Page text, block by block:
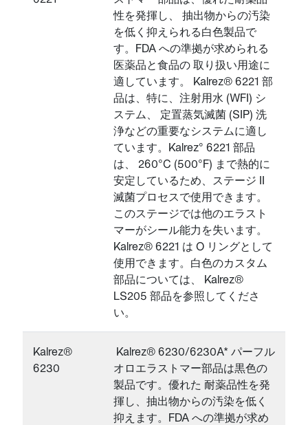
性を発揮し、 抽出物からの汚染
を低く抑えられる白色製品で
す。FDA への準拠が求められる
医薬品と食品の 取り扱い用途に
適しています。 Kalrez® 6221 部
品は、特に、注射用水 (WFI) シ
ステム、 定置蒸気滅菌 (SIP) 洗
浄などの重要なシステムに適し
ています。Kalrez° 6221 部品
は、 260°C (500°F) まで熱的に
安定しているため、ステージ II
滅菌プロセスで使用できます。
このステージでは他のエラスト
マーがシール能力を失います。
Kalrez® 6221 は O リングとして
使用できます。白色のカスタム
部品については、 Kalrez®
LS205 部品を参照してくださ
い。
Kalrez®
6230
Kalrez® 6230/6230A* パーフル
オロエラストマー部品は黒色の
製品です。優れた 耐薬品性を発
揮し、抽出物からの汚染を低く
抑えます。FDA への準拠が求め